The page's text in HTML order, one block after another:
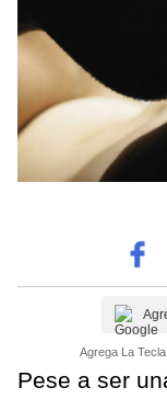
Agrega La
Pese a ser